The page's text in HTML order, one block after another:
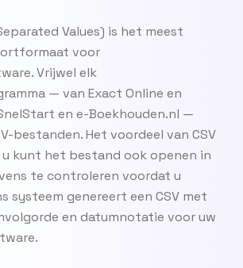
Values) is het meest
voor
Vrijwel elk
— van Exact Online en
en e-Boekhouden.nl —
bestanden. Het voordeel van CSV
u kunt het bestand ook openen in
te controleren voordat u
systeem genereert een CSV met
en datumnotatie voor uw